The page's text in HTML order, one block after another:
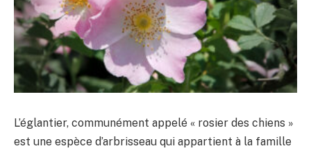
L’églantier, communément appelé « rosier des chiens »
est une espèce d’arbrisseau qui appartient à la famille